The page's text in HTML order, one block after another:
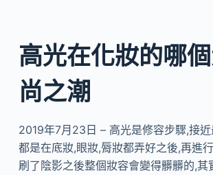
高光在化妝的哪
尚之潮
2019年7月23日 – 高光是修容步驟,接
都是在底妝,眼妝,脣妝都弄好之後,再進
刷了陰影之後整個妝容會變得髒髒的,其